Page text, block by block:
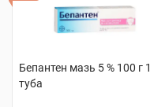
Бепантен мазь 5 % 100 г 1
туба